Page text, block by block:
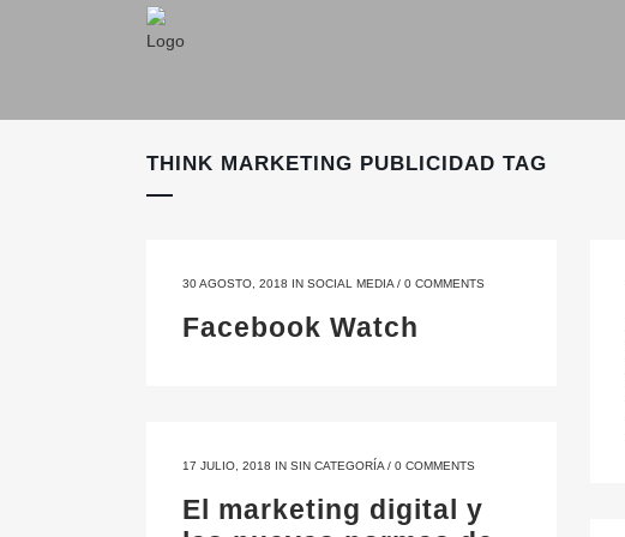
THINK MARKETING PUBLICIDAD TAG
30 AGOSTO, 2018 IN SOCIAL MEDIA / 0 COMMENTS
Facebook Watch
17 JULIO, 2018 IN SIN CATEGORÍA / 0 COMMENTS
El marketing digital y